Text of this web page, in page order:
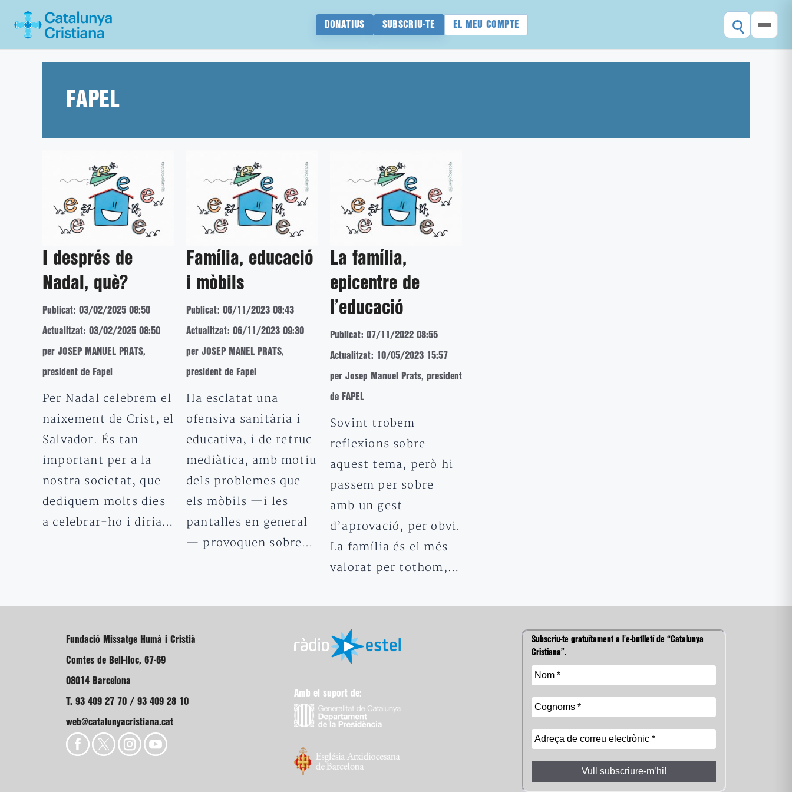
DONATIUS SUBSCRIU-TE EL MEU COMPTE
FAPEL
I després de
Nadal, què?
Publicat: 03/02/2025 08:50
Actualitzat: 03/02/2025 08:50
per JOSEP MANUEL PRATS,
president de Fapel
Per Nadal celebrem el
naixement de Crist, el
Salvador. És tan
important per a la
nostra societat, que
dediquem molts dies
a celebrar-ho i diria…
Família, educació
i mòbils
Publicat: 06/11/2023 08:43
Actualitzat: 06/11/2023 09:30
per JOSEP MANEL PRATS,
president de Fapel
Ha esclatat una
ofensiva sanitària i
educativa, i de retruc
mediàtica, amb motiu
dels problemes que
els mòbils —i les
pantalles en general
— provoquen sobre…
La família,
epicentre de
l’educació
Publicat: 07/11/2022 08:55
Actualitzat: 10/05/2023 15:57
per Josep Manuel Prats, president
de FAPEL
Sovint trobem
reflexions sobre
aquest tema, però hi
passem per sobre
amb un gest
d’aprovació, per obvi.
La família és el més
valorat per tothom,…
Fundació Missatge Humà i Cristià
Comtes de Bell-lloc, 67-69
08014 Barcelona
T. 93 409 27 70 / 93 409 28 10
web@catalunyacristiana.cat
Amb el suport de:
Subscriu-te gratuïtament a l’e-butlletí de “Catalunya
Cristiana”.